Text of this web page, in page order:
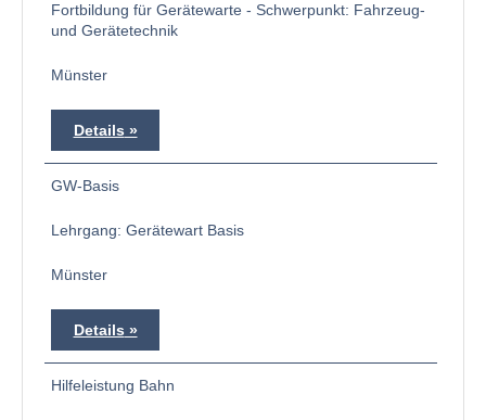
Fortbildung für Gerätewarte - Schwerpunkt: Fahrzeug-
und Gerätetechnik
Münster
Details
GW-Basis
Lehrgang: Gerätewart Basis
Münster
Details
Hilfeleistung Bahn